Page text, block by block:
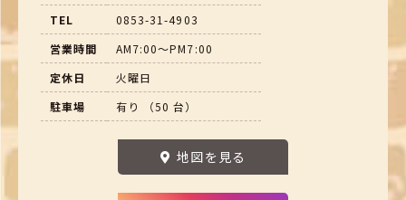
TEL
0853-31-4903
営業時間
AM7:00～PM7:00
定休日
火曜日
駐車場
有り （50 台）
地図を見る